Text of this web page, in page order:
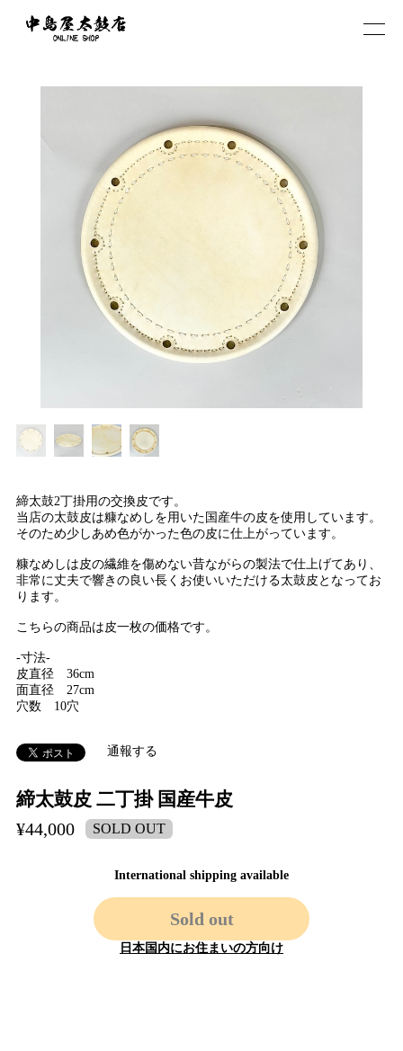
締太鼓皮 二丁掛 国産牛皮
¥44,000 SOLD OUT
International shipping available
Sold out
日本国内にお住まいの方向け
締太鼓2丁掛用の交換皮です。
当店の太鼓皮は糠なめしを用いた国産牛の皮を使用しています。
そのため少しあめ色がかった色の皮に仕上がっています。
糠なめしは皮の繊維を傷めない昔ながらの製法で仕上げてあり、
非常に丈夫で響きの良い長くお使いいただける太鼓皮となってお
ります。
こちらの商品は皮一枚の価格です。
-寸法-
皮直径 36cm
面直径 27cm
穴数 10穴
通報する